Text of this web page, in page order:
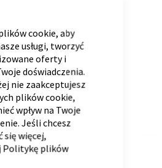
cookie, aby
usługi, tworzyć
oferty i
doświadczenia.
nie zaakceptujesz
plików cookie,
wpływ na Twoje
Jeśli chcesz
się więcej,
Politykę plików
Dziecięce
Szafka RTV